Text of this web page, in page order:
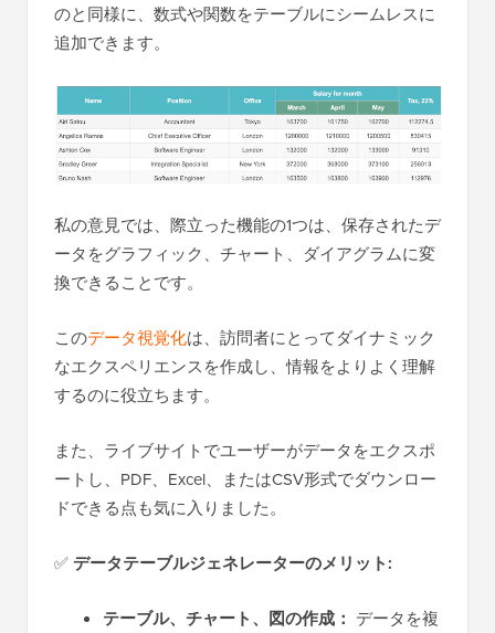
のと同様に、数式や関数をテーブルにシームレスに
追加できます。
私の意見では、際立った機能の1つは、保存されたデ
ータをグラフィック、チャート、ダイアグラムに変
換できることです。
このデータ視覚化は、訪問者にとってダイナミック
なエクスペリエンスを作成し、情報をよりよく理解
するのに役立ちます。
また、ライブサイトでユーザーがデータをエクスポ
ートし、PDF、Excel、またはCSV形式でダウンロー
ドできる点も気に入りました。
✅データテーブルジェネレーターのメリット:
テーブル、チャート、図の作成： データを複